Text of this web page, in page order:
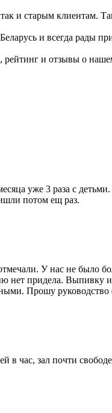
и старым клиентам.
и всегда рады
и отзывы о
уже 3 раза с
потом ещ раз.
У нас не было
придела. Выпивку и
Прошу
в час, зал почти